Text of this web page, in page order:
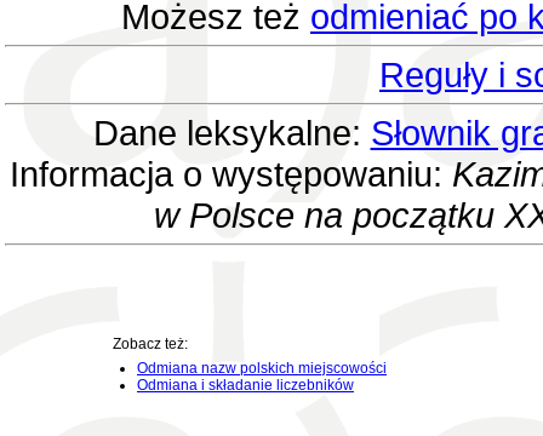
Możesz też odmieniać po
Reguły i
Dane leksykalne: Słownik
Informacja o występowaniu:
w Polsce na początku
Zobacz też:
Odmiana nazw polskich miejscowości
Odmiana i składanie liczebników